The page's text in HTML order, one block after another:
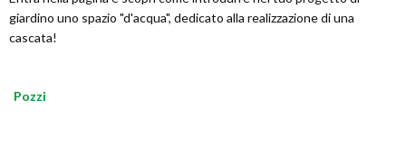
giardino uno spazio "d'acqua", dedicato alla realizzazione di una
cascata!
Pozzi